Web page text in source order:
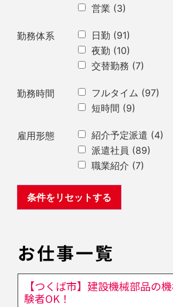
お仕事一覧
【つくば市】建設機械部品の
験者OK！
営業 (3)
勤務体系 日勤 (91)
夜勤 (10)
交替勤務 (7)
勤務時間 フルタイム (97)
短時間 (9)
雇用形態 紹介予定派遣 (4)
派遣社員 (89)
職業紹介 (7)